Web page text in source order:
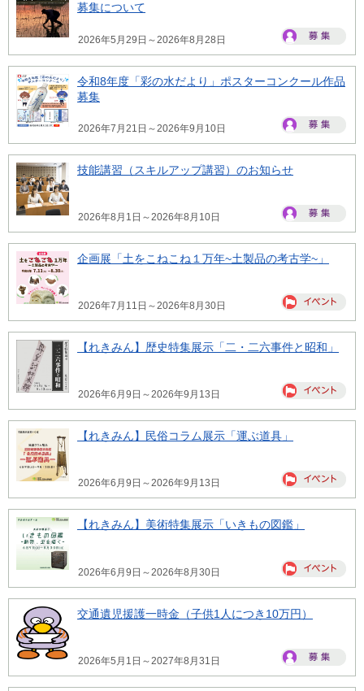
募集について
2026年5月29日～2026年8月28日
令和8年度「彩の水だより」ポスターコンクール作品
募集
2026年7月21日～2026年9月10日
技能講習（スキルアップ講習）のお知らせ
2026年8月1日～2026年8月10日
企画展「土をこねこね１万年~土製品の考古学~」
2026年7月11日～2026年8月30日
【れきみん】歴史特集展示「二・二六事件と昭和」
2026年6月9日～2026年9月13日
【れきみん】民俗コラム展示「運ぶ道具」
2026年6月9日～2026年9月13日
【れきみん】美術特集展示「いきもの図鑑」
2026年6月9日～2026年8月30日
交通遺児援護一時金（子供1人につき10万円）
2026年5月1日～2027年8月31日